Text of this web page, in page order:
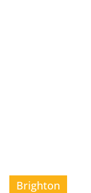
Brighton